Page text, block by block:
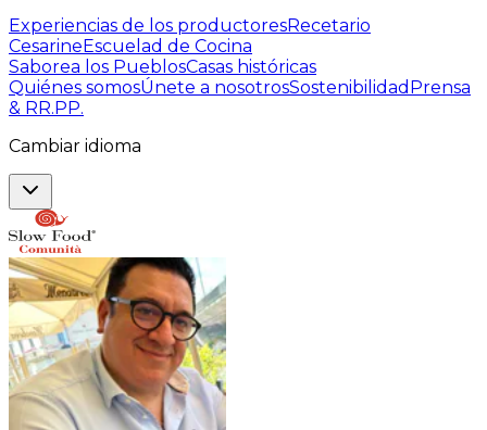
Experiencias de los productoresRecetario
CesarineEscuelad de Cocina
Saborea los PueblosCasas históricas
Quiénes somosÚnete a nosotrosSostenibilidad Prensa
& RR.PP.
Cambiar idioma